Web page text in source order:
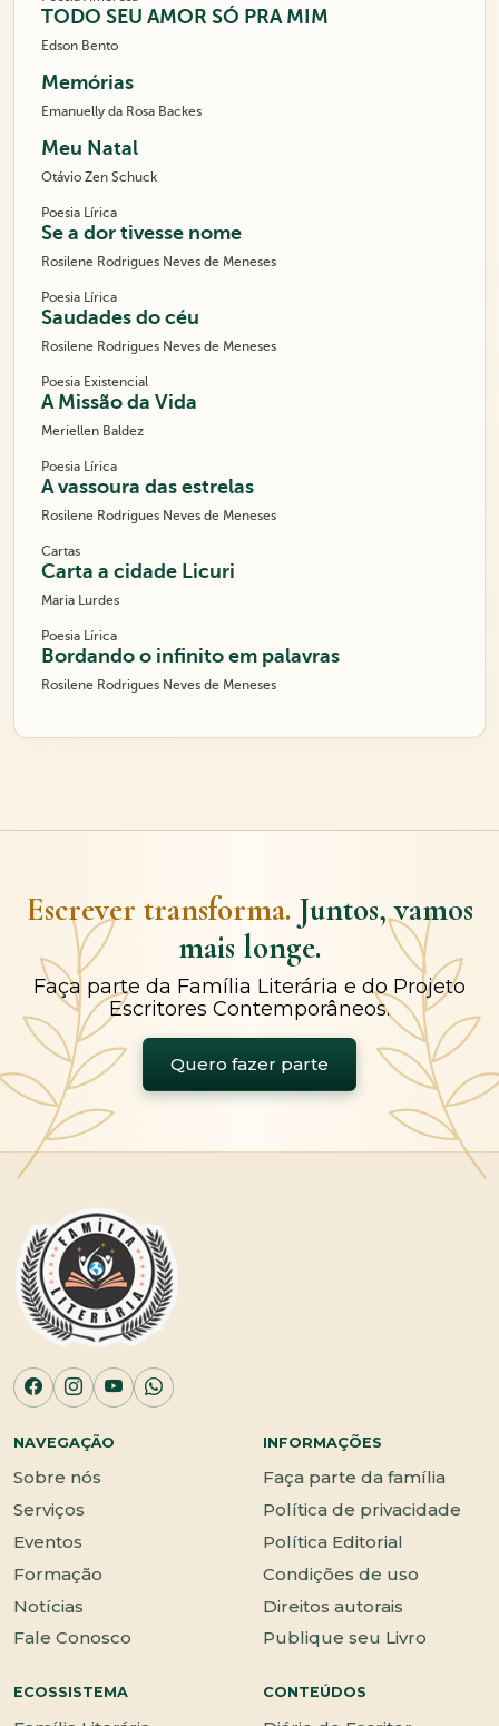
TODO SEU AMOR SÓ PRA MIM
Edson Bento
Memórias
Emanuelly da Rosa Backes
Meu Natal
Otávio Zen Schuck
Poesia Lírica
Se a dor tivesse nome
Rosilene Rodrigues Neves de Meneses
Poesia Lírica
Saudades do céu
Rosilene Rodrigues Neves de Meneses
Poesia Existencial
A Missão da Vida
Meriellen Baldez
Poesia Lírica
A vassoura das estrelas
Rosilene Rodrigues Neves de Meneses
Cartas
Carta a cidade Licuri
Maria Lurdes
Poesia Lírica
Bordando o infinito em palavras
Rosilene Rodrigues Neves de Meneses
Escrever transforma. Juntos, vamos
mais longe.
Faça parte da Família Literária e do Projeto
Escritores Contemporâneos.
Quero fazer parte
NAVEGAÇÃO
Sobre nós
Serviços
Eventos
Formação
Notícias
Fale Conosco
INFORMAÇÕES
Faça parte da família
Política de privacidade
Política Editorial
Condições de uso
Direitos autorais
Publique seu Livro
ECOSSISTEMA CONTEÚDOS